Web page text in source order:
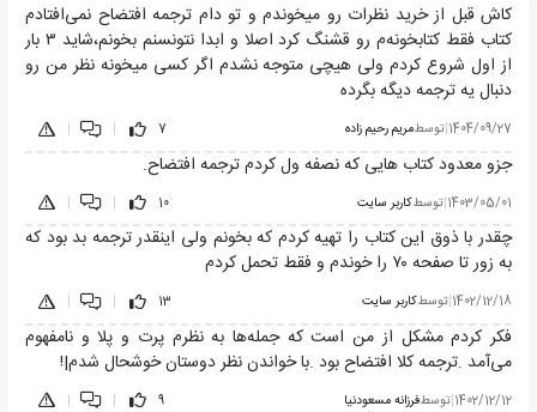
کاش قبل از خرید نظرات رو میخوندم و تو دام ترجمه افتضاح نمی‌افتادم
کتاب فقط کتابخونه‌م رو قشنگ کرد اصلا و ابدا نتونسنم بخونم،شاید ۳ بار
از اول شروع کردم ولی هیچی متوجه نشدم اگر کسی میخونه نظر من رو
دنبال یه ترجمه دیگه بگرده
1404/09/27
|توسطمریم رحیم زاده 7
|
|
جزو معدود کتاب هایی که نصفه ول کردم ترجمه افتضاح.
1403/05/01
|توسطکاربر سایت 10
|
|
چقدر با ذوق این کتاب را تهیه کردم که بخونم ولی اینقدر ترجمه بد بود که
به زور تا صفحه ۷۰ را خوندم و فقط تحمل کردم
1402/12/18
|توسطکاربر سایت 13
|
|
فکر کردم مشکل از من است که جمله‌ها به نظرم پرت و پلا و نامفهوم
می‌آمد .ترجمه کلا افتضاح بود .با خواندن نظر دوستان خوشحال شدم|!
1402/12/12
|توسطفرزانه مسعودنیا 9
|
|